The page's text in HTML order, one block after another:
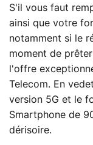
S'il vous faut
ainsi que votre
notamment si le
moment de
l'offre
Telecom. En
version 5G et le
Smartphone de
dérisoire.